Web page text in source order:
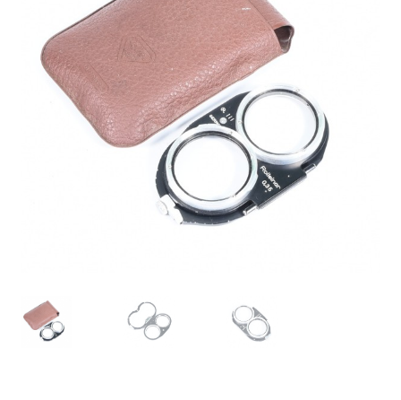
Sample Page
Sklep
Zamówienia